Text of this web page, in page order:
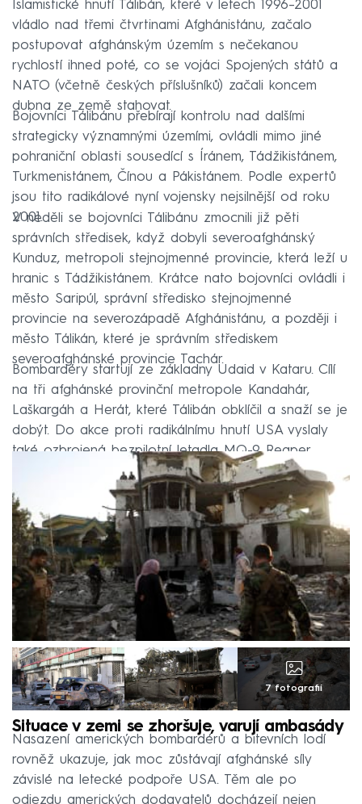
Islamistické hnutí Tálibán, které v letech 1996–2001
vládlo nad třemi čtvrtinami Afghánistánu, začalo
postupovat afghánským územím s nečekanou
rychlostí ihned poté, co se vojáci Spojených států a
NATO (včetně českých příslušníků) začali koncem
dubna ze země stahovat.
Bojovníci Tálibánu přebírají kontrolu nad dalšími
strategicky významnými územími, ovládli mimo jiné
pohraniční oblasti sousedící s Íránem, Tádžikistánem,
Turkmenistánem, Čínou a Pákistánem. Podle expertů
jsou tito radikálové nyní vojensky nejsilnější od roku
2001.
V neděli se bojovníci Tálibánu zmocnili již pěti
správních středisek, když dobyli severoafghánský
Kunduz, metropoli stejnojmenné provincie, která leží u
hranic s Tádžikistánem. Krátce nato bojovníci ovládli i
město Saripúl, správní středisko stejnojmenné
provincie na severozápadě Afghánistánu, a později i
město Tálikán, které je správním střediskem
severoafghánské provincie Tachár.
Bombardéry startují ze základny Udaid v Kataru. Cílí
na tři afghánské provinční metropole Kandahár,
Laškargáh a Herát, které Tálibán obklíčil a snaží se je
dobýt. Do akce proti radikálnímu hnutí USA vyslaly
také ozbrojená bezpilotní letadla MQ-9 Reaper.
7 fotografií
Situace v zemi se zhoršuje, varují ambasády
Nasazení amerických bombardérů a bitevních lodí
rovněž ukazuje, jak moc zůstávají afghánské síly
závislé na letecké podpoře USA. Těm ale po
odjezdu amerických dodavatelů docházejí nejen